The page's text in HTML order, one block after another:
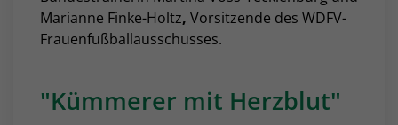
Marianne Finke-Holtz, Vorsitzende des WDFV-
Frauenfußballausschusses.
"Kümmerer mit Herzblut"